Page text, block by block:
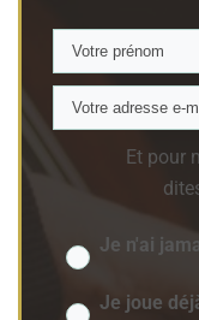
Et pour
Je n'ai
Je joue